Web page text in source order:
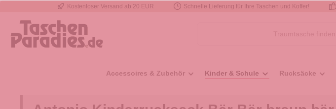
Zur Hauptnavigation springen
Kostenloser Versand ab 20 EUR Schnelle Lieferung für Ihre Taschen und Koffer!
Accessoires & Zubehör Kinder & Schule Rucksäcke